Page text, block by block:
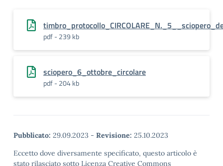
pdf - 239 kb
sciopero_6_ottobre_circolare
pdf - 204 kb
Pubblicato: 29.09.2023 - Revisione: 25.10.2023
Eccetto dove diversamente specificato, questo articolo è
stato rilasciato sotto Licenza Creative Commons